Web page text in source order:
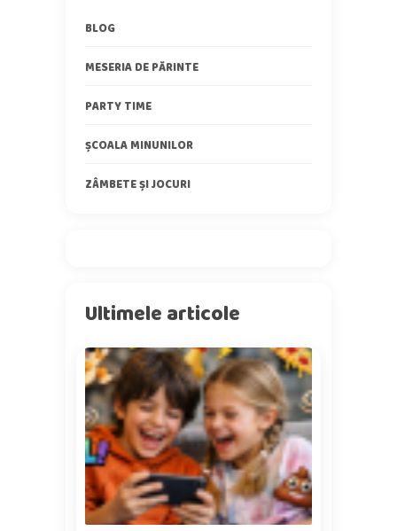
BLOG
MESERIA DE PĂRINTE
PARTY TIME
ȘCOALA MINUNILOR
ZÂMBETE ȘI JOCURI
Ultimele articole